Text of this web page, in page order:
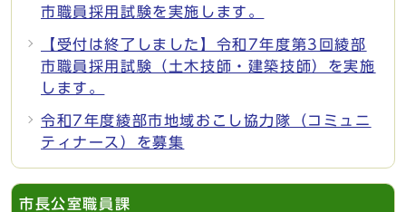
市職員採用試験を実施します。
【受付は終了しました】令和7年度第3回綾部
市職員採用試験（土木技師・建築技師）を実施
します。
令和7年度綾部市地域おこし協力隊（コミュニ
ティナース）を募集
市長公室職員課